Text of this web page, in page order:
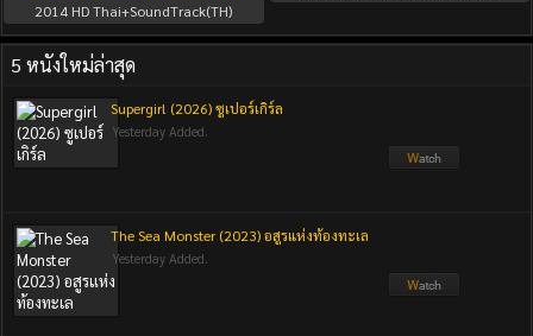
2014 HD Thai+SoundTrack(TH)
5 หนังใหม่ล่าสุด
Supergirl (2026) ซูเปอร์เกิร์ล
Yesterday Added.
The Sea Monster (2023) อสูรแห่งท้องทะเล
Yesterday Added.